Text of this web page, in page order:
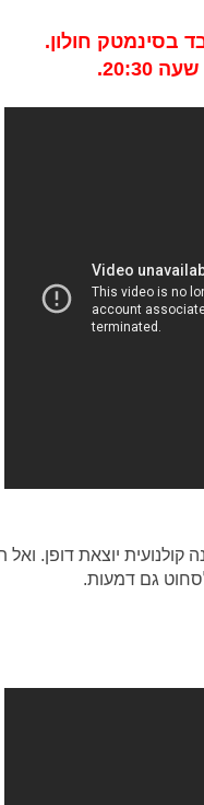
בסינמטק חולון.
יוצאת דופן. ואל
גם דמעות.